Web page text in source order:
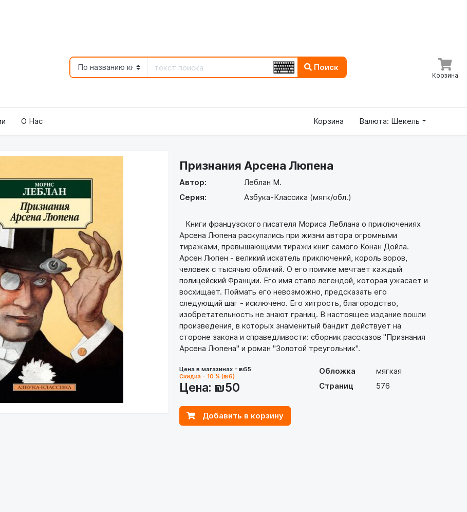
Поиск
Корзина
О Нас Корзина Валюта: Шекель
Признания Арсена Люпена
Автор:
Леблан М.
Серия:
Азбука-Классика (мягк/обл.)
Книги французского писателя Мориса Леблана о приключениях
Арсена Люпена раскупались при жизни автора огромными
тиражами, превышающими тиражи книг самого Конан Дойла.
Арсен Люпен - великий искатель приключений, король воров,
человек с тысячью обличий. О его поимке мечтает каждый
полицейский Франции. Его имя стало легендой, которая ужасает и
восхищает. Поймать его невозможно, предсказать его
следующий шаг - исключено. Его хитрость, благородство,
изобретательность не знают границ. В настоящее издание вошли
произведения, в которых знаменитый бандит действует на
стороне закона и справедливости: сборник рассказов "Признания
Арсена Люпена" и роман "Золотой треугольник".
Обложка
мягкая
Страниц
576
Цена в магазинах - ₪55
Скидка - 10 % (₪6)
Цена: ₪50
Добавить в корзину